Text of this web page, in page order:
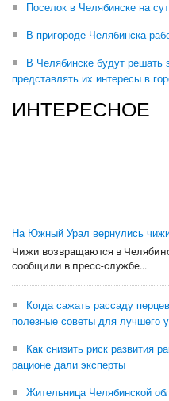
Поселок в Челябинске на
В пригороде Челябинска
В Челябинске будут решать
представлять их интересы в
ИНТЕРЕСНОЕ
На Южный Урал вернулись
Чижи возвращаются в
сообщили в пресс-службе...
Когда сажать рассаду
полезные советы для лучшего
Как снизить риск развития
рационе дали эксперты
Жительница Челябинской